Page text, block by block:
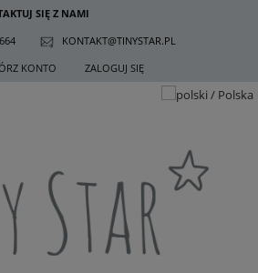
SIĘ Z NAMI
664
KONTAKT@TINYSTAR.PL
KONTO
ZALOGUJ SIĘ